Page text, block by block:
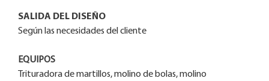
SALIDA DEL DISEÑO
Según las necesidades del cliente
EQUIPOS
Trituradora de martillos, molino de bolas, molino